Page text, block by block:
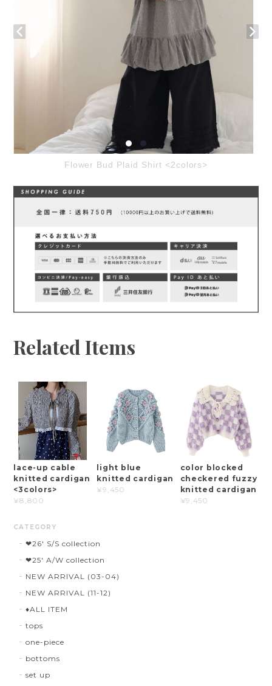
Flower Bud Plaid Shirt <2colors>
Related Items
lace-up cable
knitted cardigan
<3colors>
¥8,800
light blue
knitted cardigan
¥9,450
color blocked
checkered fuzzy
knitted cardigan
¥9,450
CATEGORY
❤︎26' S/S collection
❤︎25' A/W collection
NEW ARRIVAL (03-04)
NEW ARRIVAL (11-12)
♦︎ALL ITEM
tops
one-piece
bottoms
set up